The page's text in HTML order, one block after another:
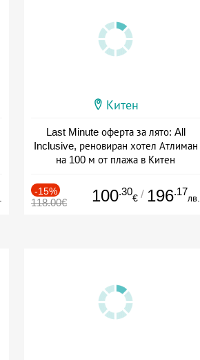
Китен
Last Minute оферта за лято: All
Inclusive, реновиран хотел Атлиман
на 100 м от плажа в Китен
-15%
118.00€ 100.30
€ / 196.17
лв.